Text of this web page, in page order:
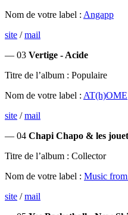
Nom de votre label : Angapp
site /mail
— 03 Vertige - Acide
Titre de l’album : Populaire
Nom de votre label : AT(h)OME
site /mail
— 04 Chapi Chapo & les
Titre de l’album : Collector
Nom de votre label : Music from
site /mail